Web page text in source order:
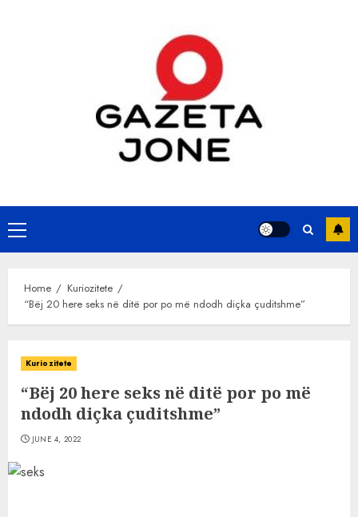
Primary
Menu
Home
Kuriozitete
“Bëj 20 here seks në ditë por po më ndodh diçka çuditshme”
Kuriozitete
“Bëj 20 here seks në ditë por po më
ndodh diçka çuditshme”
JUNE 4, 2022